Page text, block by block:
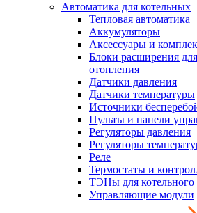
Автоматика для котельных
Тепловая автоматика
Аккумуляторы
Аксессуары и
Блоки расширения
отопления
Датчики давления
Датчики температуры
Источники
Пульты и панели
Регуляторы давления
Регуляторы
Реле
Термостаты и
ТЭНы для котельного
Управляющие модули